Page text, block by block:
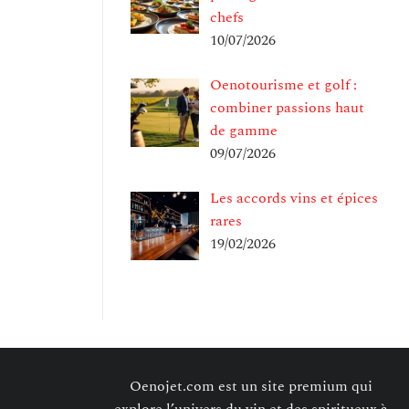
chefs
10/07/2026
Oenotourisme et golf :
combiner passions haut
de gamme
09/07/2026
Les accords vins et épices
rares
19/02/2026
Oenojet.com est un site premium qui